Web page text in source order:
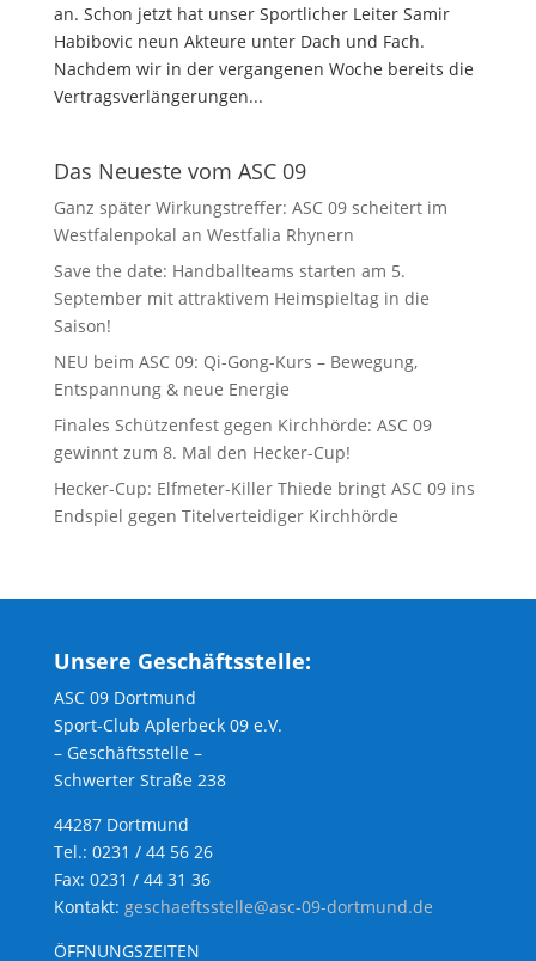
an. Schon jetzt hat unser Sportlicher Leiter Samir
Habibovic neun Akteure unter Dach und Fach.
Nachdem wir in der vergangenen Woche bereits die
Vertragsverlängerungen...
Das Neueste vom ASC 09
Ganz später Wirkungstreffer: ASC 09 scheitert im
Westfalenpokal an Westfalia Rhynern
Save the date: Handballteams starten am 5.
September mit attraktivem Heimspieltag in die
Saison!
NEU beim ASC 09: Qi-Gong-Kurs – Bewegung,
Entspannung & neue Energie
Finales Schützenfest gegen Kirchhörde: ASC 09
gewinnt zum 8. Mal den Hecker-Cup!
Hecker-Cup: Elfmeter-Killer Thiede bringt ASC 09 ins
Endspiel gegen Titelverteidiger Kirchhörde
Unsere Geschäftsstelle:
ASC 09 Dortmund
Sport-Club Aplerbeck 09 e.V.
– Geschäftsstelle –
Schwerter Straße 238
44287 Dortmund
Tel.: 0231 / 44 56 26
Fax: 0231 / 44 31 36
Kontakt: geschaeftsstelle@asc-09-dortmund.de
ÖFFNUNGSZEITEN